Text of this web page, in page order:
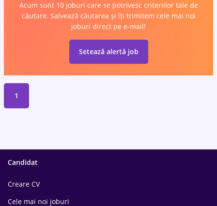
Acum sunt 10 joburi care se potrivesc criteriilor tale de
căutare. Salvează căutarea și îți trimitem cele mai noi
joburi direct pe e-mail!
Setează alertă job
1
Candidat
Creare CV
Cele mai noi joburi